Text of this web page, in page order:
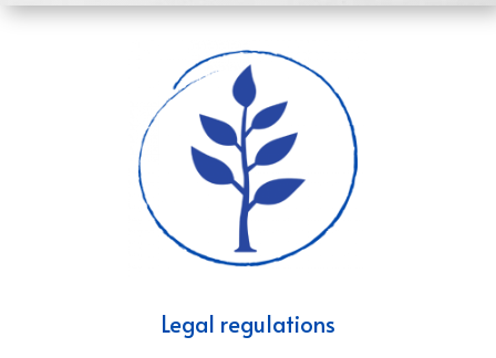
Legal regulations